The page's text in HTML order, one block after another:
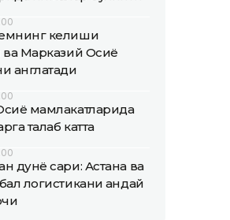
келиши
ва Марказий Осиё
англатади
мамлакатларида
талаб катта
дунё сари: Астана ва
логистикани қандай